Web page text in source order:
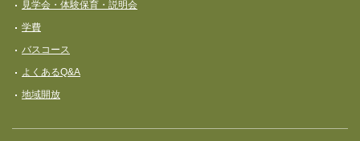
見学会・体験保育・説明会
学費
バスコース
よくあるQ&A
地域開放